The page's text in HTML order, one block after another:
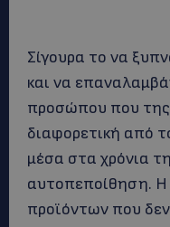
Σίγουρα το να
και να
προσώπου που της
διαφορετική από
μέσα στα χρόνια
αυτοπεποίθηση. Η
προϊόντων που